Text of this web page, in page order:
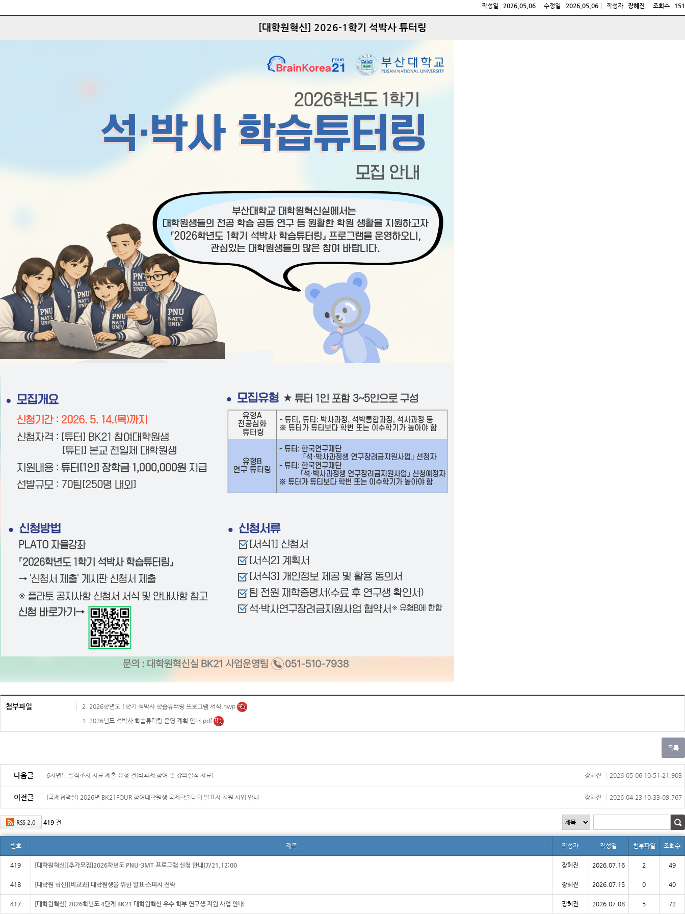
작성일 2026.05.06 수정일 2026.05.06 작성자 장혜진 조회수 151
[대학원혁신] 2026-1학기 석박사 튜터링
첨부파일
2. 2026학년도 1학기 석박사 학습튜터링 프로그램 서식.hwp
1. 2026년도 석박사 학습튜터링 운영 계획 안내.pdf
다음글 6차년도 실적조사 자료 제출 요청 건(타과제 참여 및 강의실적 자료) 장혜진 2026-05-06 10:51:21.903
이전글 [국제협력실] 2026년 BK21FOUR 참여대학원생 국제학술대회 발표자 지원 사업 안내 장혜진 2026-04-23 10:33:09.767
RSS 2.0 419건
번호 제목 작성자 작성일 첨부파일 조회수
419 [대학원혁신][추가모집]2026학년도 PNU-3MT 프로그램 신청 안내(7/21,12:00 장혜진 2026.07.16 2 49
418 [대학원 혁신][비교과] 대학원생을 위한 발표·스피치 전략 장혜진 2026.07.15 0 40
417 [대학원혁신] 2026학년도 4단계 BK21 대학원혁신 우수 학부 연구생 지원 사업 안내 장혜진 2026.07.08 5 72